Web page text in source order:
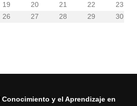
19 20 21 22
23
26 27 28 29
30
y el Aprendizaje en